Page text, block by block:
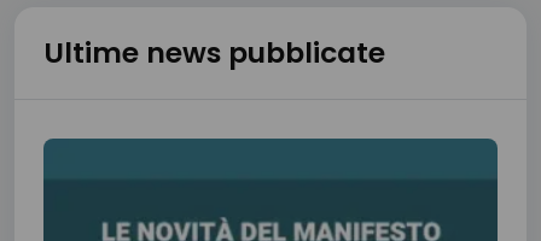
Ultime news pubblicate